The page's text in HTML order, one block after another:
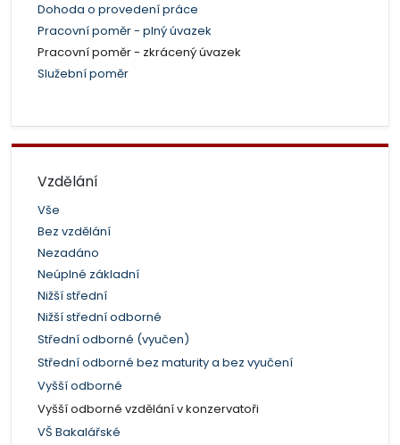
Dohoda o provedení práce
Pracovní poměr - plný úvazek
Pracovní poměr - zkrácený úvazek
Služební poměr
Vzdělání
Vše
Bez vzdělání
Nezadáno
Neúplné základní
Nižší střední
Nižší střední odborné
Střední odborné (vyučen)
Střední odborné bez maturity a bez vyučení
Vyšší odborné
Vyšší odborné vzdělání v konzervatoři
VŠ Bakalářské